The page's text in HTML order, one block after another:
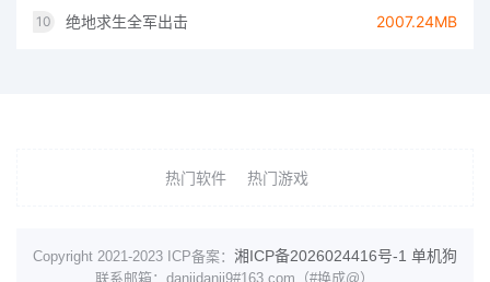
10 绝地求生全军出击 2007.24MB
热门软件 热门游戏
Copyright 2021-2023 ICP备案： 湘ICP备2026024416号-1 单机狗
联系邮箱：danjidanji9#163.com（#换成@）